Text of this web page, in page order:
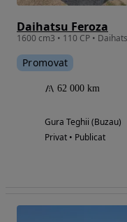
Daihatsu Feroza
Promovat
62 000 km
Gura Teghii (Buzau)
Privat • Publicat